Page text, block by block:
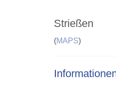
Strießen
(MAPS)